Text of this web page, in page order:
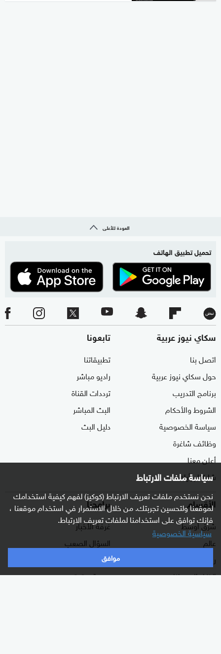
سياسة ملفات الارتباط
نحن نستخدم ملفات تعريف الارتباط (كوكيز) لفهم كيفية استخدامك
لموقعنا ولتحسين تجربتك. من خلال الاستمرار في استخدام موقعنا ،
فإنك توافق على استخدامنا لملفات تعريف الارتباط.
سياسية الخصوصية
موافق
العودة للأعلى
تحميل تطبيق الهاتف
سكاي نيوز عربية
اتصل بنا
حول سكاي نيوز عربية
برنامج التدريب
الشروط والأحكام
سياسة الخصوصية
وظائف شاغرة
أعلن معنا
شاركنا برأيك
تابعونا
تطبيقاتنا
راديو مباشر
ترددات القناة
البث المباشر
دليل البث
الأقسام
شرق أوسط
عالم
رياضة
الذكاء الاصطناعي
برامجنا
غرفة الأخبار
السؤال الصعب
رادار
هجمة مرتدة